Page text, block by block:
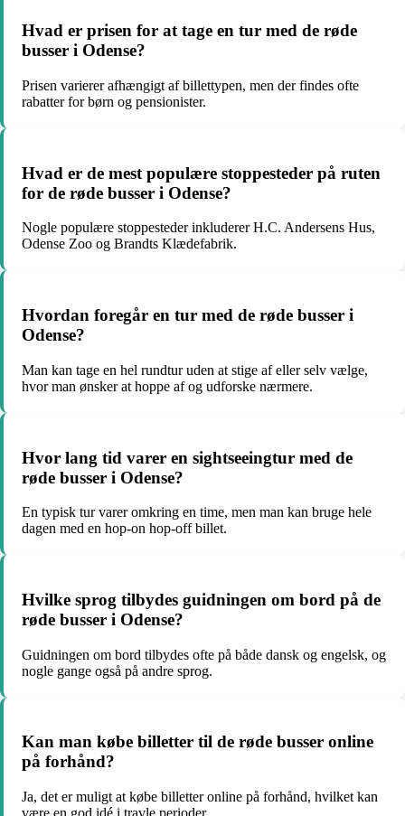
Hvad er prisen for at tage en tur med de røde
busser i Odense?
Prisen varierer afhængigt af billettypen, men der findes ofte
rabatter for børn og pensionister.
Hvad er de mest populære stoppesteder på ruten
for de røde busser i Odense?
Nogle populære stoppesteder inkluderer H.C. Andersens Hus,
Odense Zoo og Brandts Klædefabrik.
Hvordan foregår en tur med de røde busser i
Odense?
Man kan tage en hel rundtur uden at stige af eller selv vælge,
hvor man ønsker at hoppe af og udforske nærmere.
Hvor lang tid varer en sightseeingtur med de
røde busser i Odense?
En typisk tur varer omkring en time, men man kan bruge hele
dagen med en hop-on hop-off billet.
Hvilke sprog tilbydes guidningen om bord på de
røde busser i Odense?
Guidningen om bord tilbydes ofte på både dansk og engelsk, og
nogle gange også på andre sprog.
Kan man købe billetter til de røde busser online
på forhånd?
Ja, det er muligt at købe billetter online på forhånd, hvilket kan